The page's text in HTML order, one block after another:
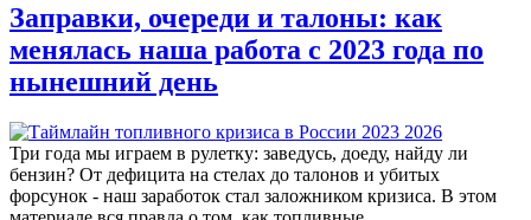
Заправки, очереди и талоны: как
менялась наша работа с 2023 года по
нынешний день
Три года мы играем в рулетку: заведусь, доеду, найду ли
бензин? От дефицита на стелах до талонов и убитых
форсунок - наш заработок стал заложником кризиса. В этом